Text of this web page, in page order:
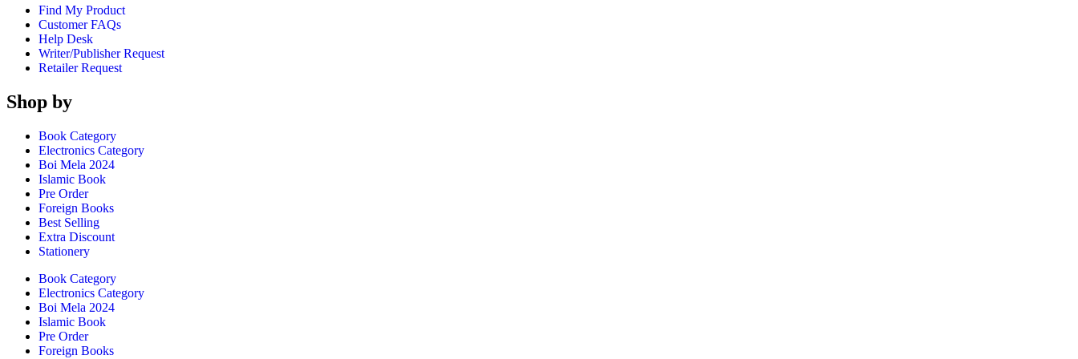
Find My Product
Customer FAQs
Help Desk
Writer/Publisher Request
Retailer Request
Shop by
Book Category
Electronics Category
Boi Mela 2024
Islamic Book
Pre Order
Foreign Books
Best Selling
Extra Discount
Stationery
Book Category
Electronics Category
Boi Mela 2024
Islamic Book
Pre Order
Foreign Books